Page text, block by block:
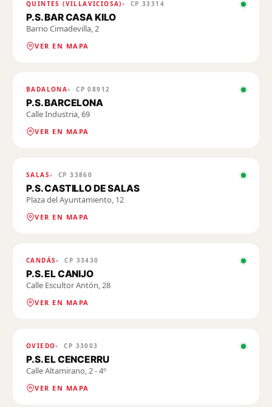
QUINTES (VILLAVICIOSA) CP33314
P.S. BAR CASA KILO
Barrio Cimadevilla, 2
VER EN MAPA
BADALONA CP08912
P.S. BARCELONA
Calle Industria, 69
VER EN MAPA
SALAS CP33860
P.S. CASTILLO DE SALAS
Plaza del Ayuntamiento, 12
VER EN MAPA
CANDÁS CP 33430
P.S. EL CANIJO
Calle Escultor Antón, 28
VER EN MAPA
OVIEDO CP 33003
P.S. EL CENCERRU
Calle Altamirano, 2 - 4º
VER EN MAPA